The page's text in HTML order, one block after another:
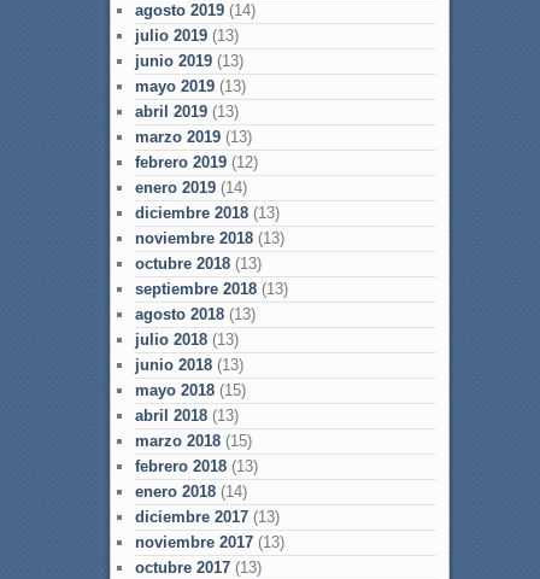
agosto 2019(14)
julio 2019(13)
junio 2019(13)
mayo 2019(13)
abril 2019(13)
marzo 2019(13)
febrero 2019(12)
enero 2019(14)
diciembre 2018(13)
noviembre 2018(13)
octubre 2018(13)
septiembre 2018(13)
agosto 2018(13)
julio 2018(13)
junio 2018(13)
mayo 2018(15)
abril 2018(13)
marzo 2018(15)
febrero 2018(13)
enero 2018(14)
diciembre 2017(13)
noviembre 2017(13)
octubre 2017(13)